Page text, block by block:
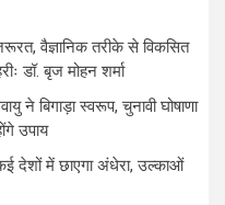
वैज्ञानिक तरीके से विकसित
डॉ. बृज मोहन शर्मा
ने बिगाड़ा स्वरूप, चुनावी घोषाणा
उपाय
देशों में छाएगा अंधेरा, उल्काओं